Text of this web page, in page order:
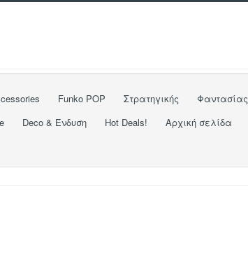
Funko POP Στρατηγικής Φαντασίας
Deco & Ένδυση Hot Deals! Αρχική σελίδα